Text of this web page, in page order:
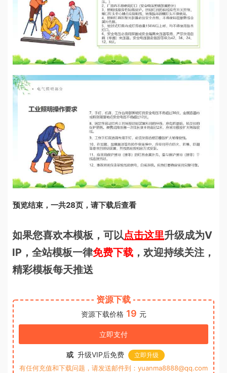
预览结束，一共28页，请下载后查看
如果您喜欢本模板，可以点击这里升级成为V
IP，全站模板一律免费下载 ，欢迎持续关注，
精彩模板每天推送
资源下载
资源下载价格 19 元
立即支付
或 升级VIP后免费 立即升级
有任何充值和下载问题，请发送邮件到：yuanma8888@qq.com